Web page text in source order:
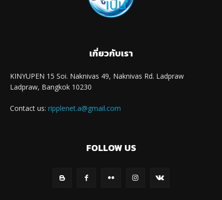
เกี่ยวกับเรา
KINYUPEN 15 Soi. Naknivas 49, Naknivas Rd. Ladpraw
Ladpraw, Bangkok 10230
Contact us: ripplenet.a@gmail.com
FOLLOW US